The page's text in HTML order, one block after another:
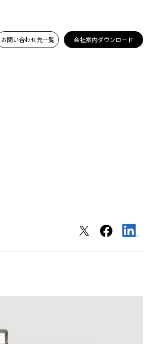
お問い合わせ先一覧 会社案内ダウンロード